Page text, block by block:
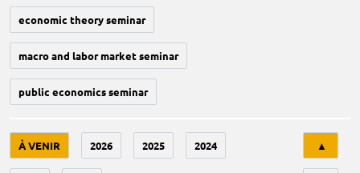
economic theory seminar
macro and labor market seminar
public economics seminar
À VENIR 2026 2025 2024 ▲